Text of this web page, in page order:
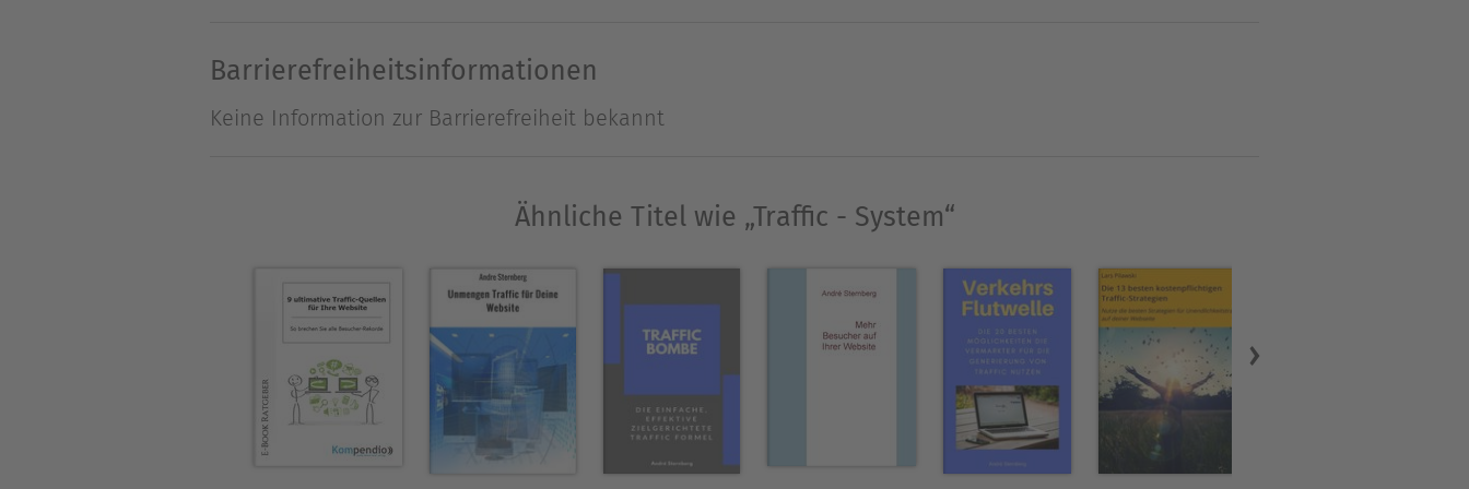
dann machen Sie eine Pause — eine lange Pause. Einen Tag vor dem Starttermin machen Sie sich
setzen Sie sich einer Menge Stress aus und mit Mühe vollenden Sie die Aufgabe rechtzeitig, aber
Der Autor ist Jahrgang 1966. In den 1980 er Jahren machte er eine Ausbildung zum Bergmechaniker,
danach war er als Zeitsoldat Flugzeugmechaniker. Später arbeitete er im Logistikbereich. Die leichten
Einblicke in die Technik des 20. Jahrhunderts, das Interesse an Raumfahrt und Science-Fiction, ein
merkwürdiger, Schwarzer Humor und viel Zeit während der Corona-Zeit, brachten ihn dazu ein Buch zu
schreiben, sein Erstling: Blasphemie! Flugziel Galaxis.
Barrierefreiheitsinformationen
Keine Information zur Barrierefreiheit bekannt
Ähnliche Titel wie „Traffic - System“